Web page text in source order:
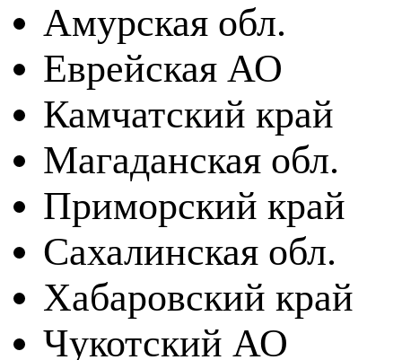
Амурская обл.
Еврейская АО
Камчатский край
Магаданская обл.
Приморский край
Сахалинская обл.
Хабаровский край
Чукотский АО